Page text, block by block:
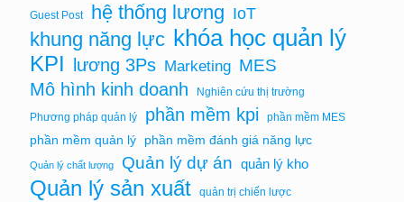
Guest Post hệ thống lương IoT
khung năng lực khóa học quản lý
KPI lương 3Ps Marketing MES
Mô hình kinh doanh
Nghiên cứu thị trường
Phương pháp quản lý
phần mềm kpi phần mềm MES
phần mềm quản lý phần mềm đánh giá năng lực
Quản lý chất lượng Quản lý dự án quản lý kho
Quản lý sản xuất quản trị chiến lược